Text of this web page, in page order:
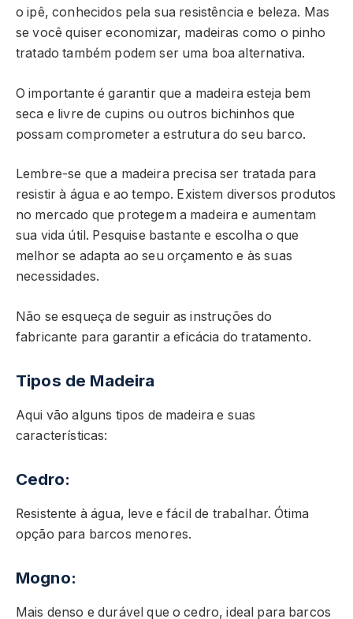
o ipê, conhecidos pela sua resistência e beleza. Mas
se você quiser economizar, madeiras como o pinho
tratado também podem ser uma boa alternativa.
O importante é garantir que a madeira esteja bem
seca e livre de cupins ou outros bichinhos que
possam comprometer a estrutura do seu barco.
Lembre-se que a madeira precisa ser tratada para
resistir à água e ao tempo. Existem diversos produtos
no mercado que protegem a madeira e aumentam
sua vida útil. Pesquise bastante e escolha o que
melhor se adapta ao seu orçamento e às suas
necessidades.
Não se esqueça de seguir as instruções do
fabricante para garantir a eficácia do tratamento.
Tipos de Madeira
Aqui vão alguns tipos de madeira e suas
características:
Cedro:
Resistente à água, leve e fácil de trabalhar. Ótima
opção para barcos menores.
Mogno:
Mais denso e durável que o cedro, ideal para barcos